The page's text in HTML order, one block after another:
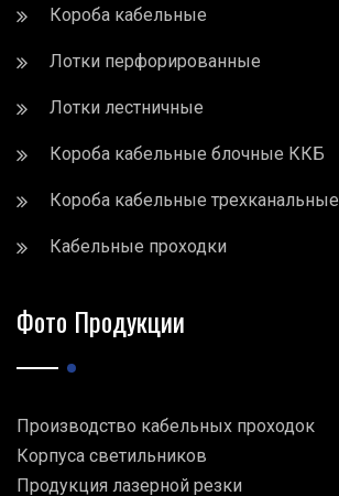
Короба кабельные
Лотки перфорированные
Лотки лестничные
Короба кабельные блочные ККБ
Короба кабельные трехканальные
Кабельные проходки
Фото Продукции
Производство кабельных проходок
Корпуса светильников
Продукция лазерной резки